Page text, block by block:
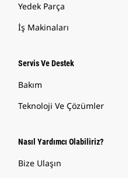
Yedek Parça
İş Makinaları
Servis Ve Destek
Bakım
Teknoloji Ve Çözümler
Nasıl Yardımcı Olabiliriz?
Bize Ulaşın